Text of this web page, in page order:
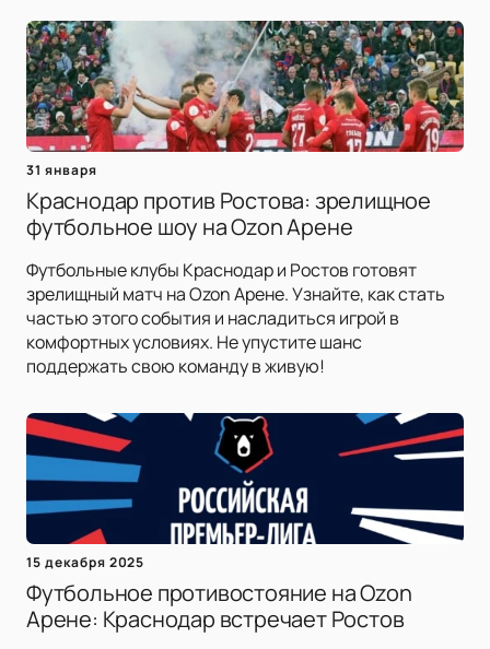
31 января
Краснодар против Ростова: зрелищное
футбольное шоу на Ozon Арене
Футбольные клубы Краснодар и Ростов готовят
зрелищный матч на Ozon Арене. Узнайте, как стать
частью этого события и насладиться игрой в
комфортных условиях. Не упустите шанс
поддержать свою команду в живую!
15 декабря 2025
Футбольное противостояние на Ozon
Арене: Краснодар встречает Ростов